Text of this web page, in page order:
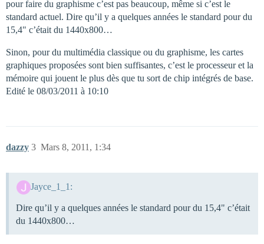
pour faire du graphisme c’est pas beaucoup, même si c’est le
standard actuel. Dire qu’il y a quelques années le standard pour du
15,4" c’était du 1440x800…
Sinon, pour du multimédia classique ou du graphisme, les cartes
graphiques proposées sont bien suffisantes, c’est le processeur et la
mémoire qui jouent le plus dès que tu sort de chip intégrés de base.
Edité le 08/03/2011 à 10:10
dazzy Mars 8, 2011, 1:34
3
Jayce_1_1:
Dire qu’il y a quelques années le standard pour du 15,4" c’était
du 1440x800…